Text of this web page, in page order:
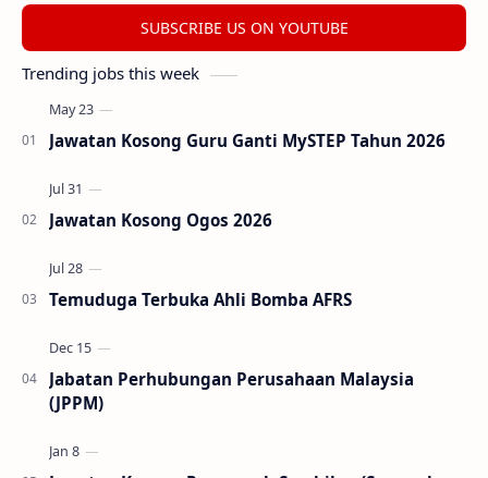
SUBSCRIBE US ON YOUTUBE
Trending jobs this week
Jawatan Kosong Guru Ganti MySTEP Tahun 2026
Jawatan Kosong Ogos 2026
Temuduga Terbuka Ahli Bomba AFRS
Jabatan Perhubungan Perusahaan Malaysia
(JPPM)